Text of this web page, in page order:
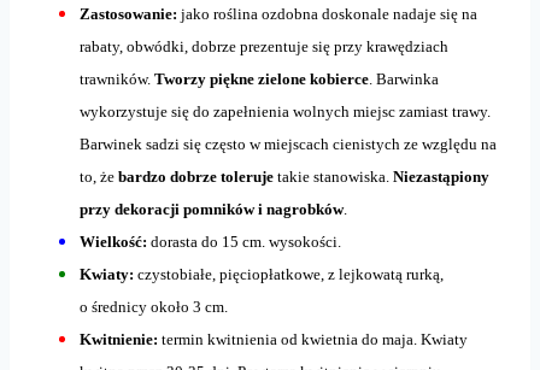
Zastosowanie: jako roślina ozdobna doskonale nadaje się na
rabaty, obwódki, dobrze prezentuje się przy krawędziach
trawników. Tworzy piękne zielone kobierce. Barwinka
wykorzystuje się do zapełnienia wolnych miejsc zamiast trawy.
Barwinek sadzi się często w miejscach cienistych ze względu na
to, że bardzo dobrze toleruje takie stanowiska. Niezastąpiony
przy dekoracji pomników i nagrobków.
Wielkość: dorasta do 15 cm. wysokości.
Kwiaty: czystobiałe, pięciopłatkowe, z lejkowatą rurką,
o średnicy około 3 cm.
Kwitnienie: termin kwitnienia od kwietnia do maja. Kwiaty